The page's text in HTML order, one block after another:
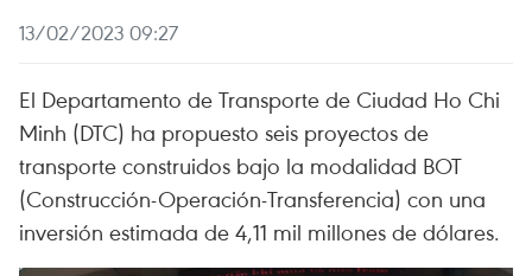
13/02/2023 09:27
El Departamento de Transporte de Ciudad Ho Chi
Minh (DTC) ha propuesto seis proyectos de
transporte construidos bajo la modalidad BOT
(Construcción-Operación-Transferencia) con una
inversión estimada de 4,11 mil millones de dólares.